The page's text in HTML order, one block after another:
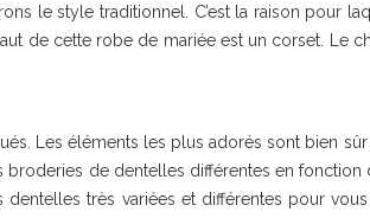
le style traditionnel. C’est la raison pour
de cette robe de mariée est un corset. Le
Les éléments les plus adorés sont bien
de dentelles différentes en fonction
très variées et différentes pour